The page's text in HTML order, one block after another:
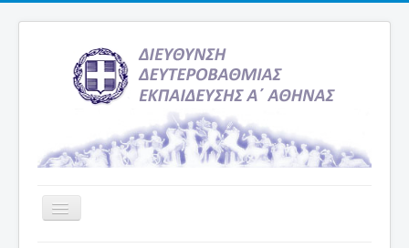
Εναλλαγή
πλοήγησης